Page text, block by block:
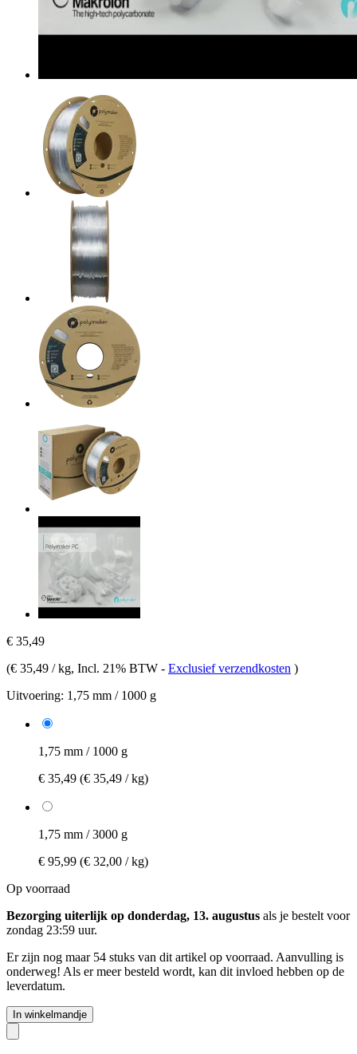
€ 35,49
(€ 35,49 / kg, Incl. 21% BTW - Exclusief verzendkosten )
Uitvoering: 1,75 mm / 1000 g
1,75 mm / 1000 g
€ 35,49 (€ 35,49 / kg)
1,75 mm / 3000 g
€ 95,99 (€ 32,00 / kg)
Op voorraad
Bezorging uiterlijk op donderdag, 13. augustus als je bestelt voor
zondag 23:59 uur.
Er zijn nog maar 54 stuks van dit artikel op voorraad. Aanvulling is
onderweg! Als er meer besteld wordt, kan dit invloed hebben op de
leverdatum.
In winkelmandje